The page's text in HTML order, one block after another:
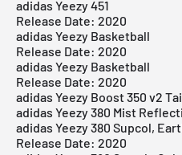
adidas Yeezy 451
Release Date: 2020
adidas Yeezy Basketball
Release Date: 2020
adidas Yeezy Basketball
Release Date: 2020
adidas Yeezy Boost 350 v2
adidas Yeezy 380 Mist
adidas Yeezy 380 Supcol,
Release Date: 2020